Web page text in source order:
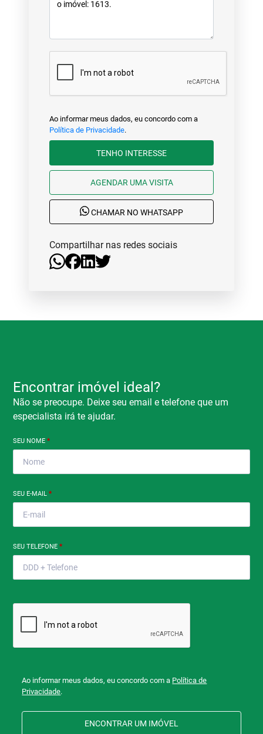
Ao informar meus dados, eu concordo com a
Política de Privacidade.
TENHO INTERESSE
AGENDAR UMA VISITA
CHAMAR NO WHATSAPP
Compartilhar nas redes sociais
Encontrar imóvel ideal?
Não se preocupe. Deixe seu email e telefone que um
especialista irá te ajudar.
SEU NOME*
SEU E-MAIL*
SEU TELEFONE*
Ao informar meus dados, eu concordo com a Política de
Privacidade.
ENCONTRAR UM IMÓVEL